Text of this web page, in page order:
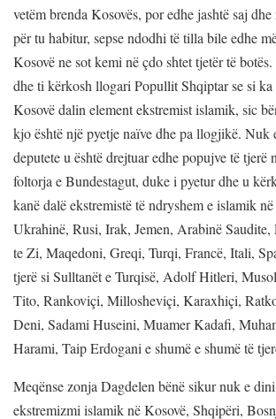
vetëm brenda Kosovës, por edhe jashtë saj
për tu habitur, sepse ndodhi të tilla bile edhe
Kosovë ne sot kemi në çdo shtet tjetër të
dhe ti kërkosh llogari Popullit Shqiptar se si ka
Kosovë dalin element ekstremist islamik, sic
kjo është një pyetje naïve dhe pa llogjikë. Nuk
deputete u është drejtuar edhe popujve të tjerë
foltorja e Bundestagut, duke i pyetur dhe u
kanë dalë ekstremistë të ndryshem e islamik
Ukrahinë, Rusi, Irak, Jemen, Arabinë
te Zi, Maqedoni, Greqi, Turqi, Francë, Itali,
tjerë si Sulltanët e Turqisë, Adolf Hitleri,
Tito, Rankoviçi, Millosheviçi, Karaxhiçi,
Deni, Sadami Huseini, Muamer Kadafi,
Harami, Taip Erdogani e shumë e shumë të
Meqënse zonja Dagdelen bënë sikur nuk e
ekstremizmi islamik në Kosovë, Shqipëri,